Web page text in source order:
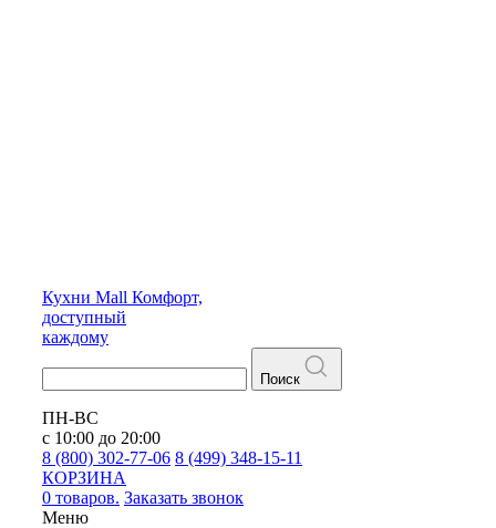
Кухни Mall Комфорт,
доступный
каждому
Поиск
ПН-ВС
с 10:00 до 20:00
8 (800) 302-77-06 8 (499) 348-15-11
КОРЗИНА
0 товаров. Заказать звонок
Меню